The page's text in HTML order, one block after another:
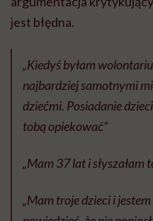
jest błędna.
„Kiedyś byłam
najbardziej samotnymi
dziećmi. Posiadanie
tobą opiekować”
„Mam 37 lat i słyszałam
„Mam troje dzieci i